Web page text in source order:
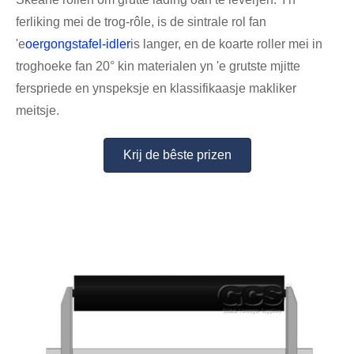
ferliking mei de trog-rôle, is de sintrale rol fan
'eoergongstafel-idleris langer, en de koarte roller mei in
troghoeke fan 20° kin materialen yn 'e grutste mjitte
ferspriede en ynspeksje en klassifikaasje makliker
meitsje.
Krij de bêste prizen